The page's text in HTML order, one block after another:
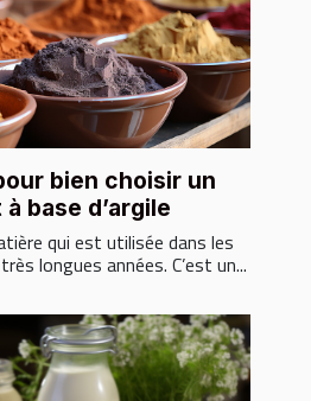
bien choisir un
base d’argile
qui est utilisée dans les
longues années. C’est un...